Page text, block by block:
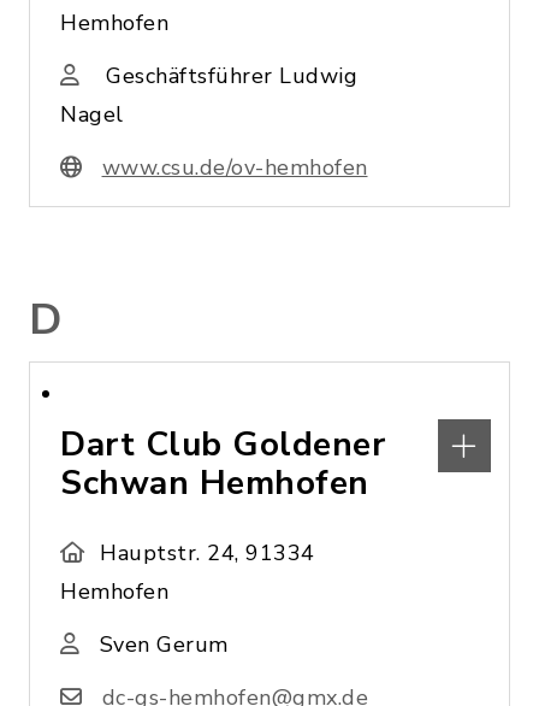
Hemhofen
Geschäftsführer Ludwig
Nagel
www.csu.de/ov-hemhofen
D
Dart Club Goldener
Schwan Hemhofen
Hauptstr. 24, 91334
Hemhofen
Sven Gerum
dc-gs-hemhofen@gmx.de